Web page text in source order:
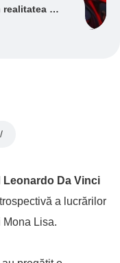
virtuala
Leonardo Da Vinci
a lucrărilor
Lisa.